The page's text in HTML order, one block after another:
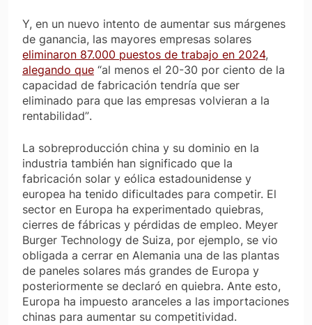
Y, en un nuevo intento de aumentar sus márgenes
de ganancia, las mayores empresas solares
eliminaron 87.000 puestos de trabajo en 2024,
alegando que “al menos el 20-30 por ciento de la
capacidad de fabricación tendría que ser
eliminado para que las empresas volvieran a la
rentabilidad”.
La sobreproducción china y su dominio en la
industria también han significado que la
fabricación solar y eólica estadounidense y
europea ha tenido dificultades para competir. El
sector en Europa ha experimentado quiebras,
cierres de fábricas y pérdidas de empleo. Meyer
Burger Technology de Suiza, por ejemplo, se vio
obligada a cerrar en Alemania una de las plantas
de paneles solares más grandes de Europa y
posteriormente se declaró en quiebra. Ante esto,
Europa ha impuesto aranceles a las importaciones
chinas para aumentar su competitividad.